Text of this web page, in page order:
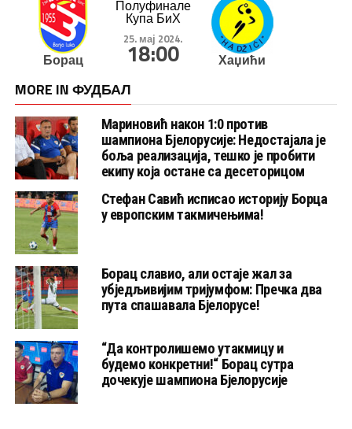
Борац
Полуфинале
Купа БиХ
25. мај 2024.
18:00 Хаџићи
MORE IN ФУДБАЛ
Мариновић након 1:0 против
шампиона Бјелорусије: Недостајала је
боља реализација, тешко је пробити
екипу која остане са десеторицом
Стефан Савић исписао историју Борца
у европским такмичењима!
Борац славио, али остаје жал за
убједљивијим тријумфом: Пречка два
пута спашавала Бјелорусе!
“Да контролишемо утакмицу и
будемо конкретни!“ Борац сутра
дочекује шампиона Бјелорусије